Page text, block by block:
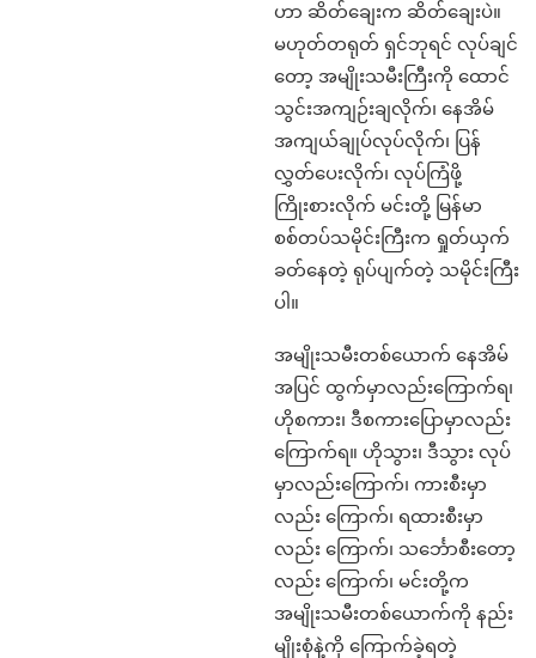
ဟာ ဆိတ်ချေးက ဆိတ်ချေးပဲ။
မဟုတ်တရုတ် ရှင်ဘုရင် လုပ်ချင်
တော့ အမျိုးသမီးကြီးကို ထောင်
သွင်းအကျဉ်းချလိုက်၊ နေအိမ်
အကျယ်ချုပ်လုပ်လိုက်၊ ပြန်
လွှတ်ပေးလိုက်၊ လုပ်ကြံဖို့
ကြိုးစားလိုက် မင်းတို့ မြန်မာ
စစ်တပ်သမိုင်းကြီးက ရှုတ်ယှက်
ခတ်နေတဲ့ ရုပ်ပျက်တဲ့ သမိုင်းကြီး
ပါ။
အမျိုးသမီးတစ်ယောက် နေအိမ်
အပြင် ထွက်မှာလည်းကြောက်ရ၊
ဟိုစကား၊ ဒီစကားပြောမှာလည်း
ကြောက်ရ။ ဟိုသွား၊ ဒီသွား လုပ်
မှာလည်းကြောက်၊ ကားစီးမှာ
လည်း ကြောက်၊ ရထားစီးမှာ
လည်း ကြောက်၊ သင်္ဘောစီးတော့
လည်း ကြောက်၊ မင်းတို့က
အမျိုးသမီးတစ်ယောက်ကို နည်း
မျိုးစုံနဲ့ကို ကြောက်ခဲ့ရတဲ့